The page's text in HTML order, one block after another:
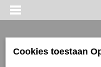
Cookies toestaan